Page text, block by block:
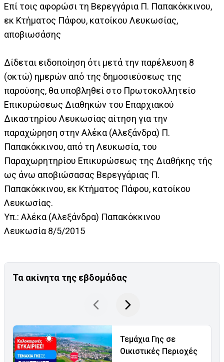
Επί τοις αφορώσι τη Βερεγγάρια Π. Παπακόκκινου,
εκ Κτήματος Πάφου, κατοίκου Λευκωσίας,
αποβιωσάσης
Δίδεται ειδοποίηση ότι μετά την παρέλευση 8
(οκτώ) ημερών από της δημοσιεύσεως της
παρούσης, θα υποβληθεί στο Πρωτοκολλητείο
Επικυρώσεως Διαθηκών του Επαρχιακού
Δικαστηρίου Λευκωσίας αίτηση για την
παραχώρηση στην Αλέκα (Αλεξάνδρα) Π.
Παπακόκκινου, από τη Λευκωσία, του
Παραχωρητηρίου Επικυρώσεως της Διαθήκης τής
ως άνω αποβιώσασας Βερεγγάριας Π.
Παπακόκκινου, εκ Κτήματος Πάφου, κατοίκου
Λευκωσίας.
Υπ.: Αλέκα (Αλεξάνδρα) Παπακόκκινου
Λευκωσία 8/5/2015
Τα ακίνητα της εβδομάδας
Τεμάχια Γης σε
Οικιστικές Περιοχές